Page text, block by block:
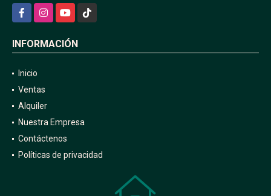
FacebookInstagramYouTubeTikTok
INFORMACIÓN
Inicio
Ventas
Alquiler
Nuestra Empresa
Contáctenos
Políticas de privacidad